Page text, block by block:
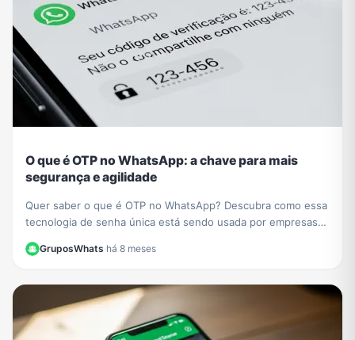
O que é OTP no WhatsApp: a chave para mais
segurança e agilidade
Quer saber o que é OTP no WhatsApp? Descubra como essa
tecnologia de senha única está sendo usada por empresas
como PicPay para aumentar sua segurança online.
GruposWhats·há 8 meses